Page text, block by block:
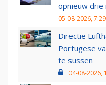
opnieuw drie
05-08-2026, 7:29
Directie
Portugese
te sussen
04-08-2026,